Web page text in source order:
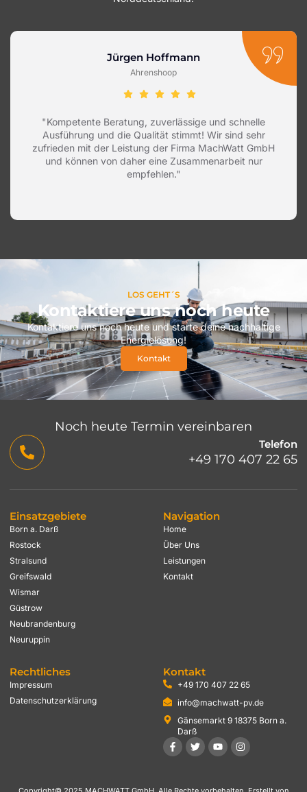
Jürgen Hoffmann
Ahrenshoop
"Kompetente Beratung, zuverlässige und schnelle
Ausführung und die Qualität stimmt! Wir sind sehr
zufrieden mit der Leistung der Firma MachWatt GmbH
und können von daher eine Zusammenarbeit nur
empfehlen."
LOS GEHT´S
Kontaktiere uns noch heute
Kontaktiere uns noch heute und starte deine nachhaltige
Energielösung!
Kontakt
Noch heute Termin vereinbaren
Telefon
+49 170 407 22 65
Einsatzgebiete
Born a. Darß
Rostock
Stralsund
Greifswald
Wismar
Güstrow
Neubrandenburg
Neuruppin
Navigation
Home
Über Uns
Leistungen
Kontakt
Rechtliches
Impressum
Datenschutzerklärung
Kontakt
+49 170 407 22 65
info@machwatt-pv.de
Gänsemarkt 9 18375 Born a.
Darß